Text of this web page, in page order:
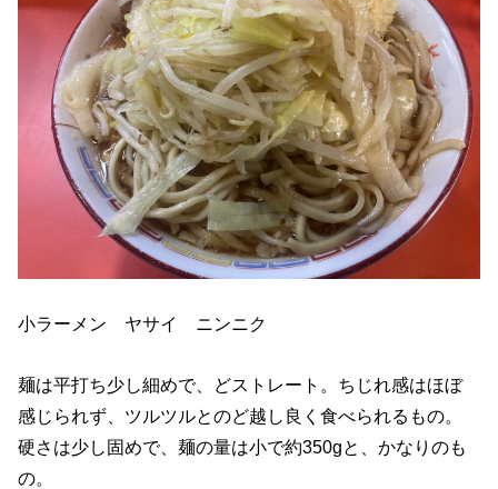
小ラーメン ヤサイ ニンニク
麺は平打ち少し細めで、どストレート。ちじれ感はほぼ
感じられず、ツルツルとのど越し良く食べられるもの。
硬さは少し固めで、麺の量は小で約350gと、かなりのも
の。